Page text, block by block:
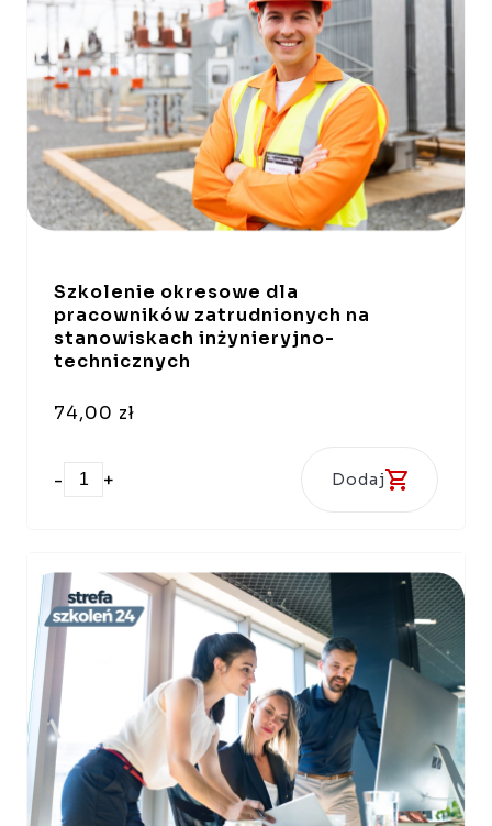
Szkolenie okresowe dla
pracowników zatrudnionych na
stanowiskach inżynieryjno-
technicznych
74,00 zł
- + Dodaj